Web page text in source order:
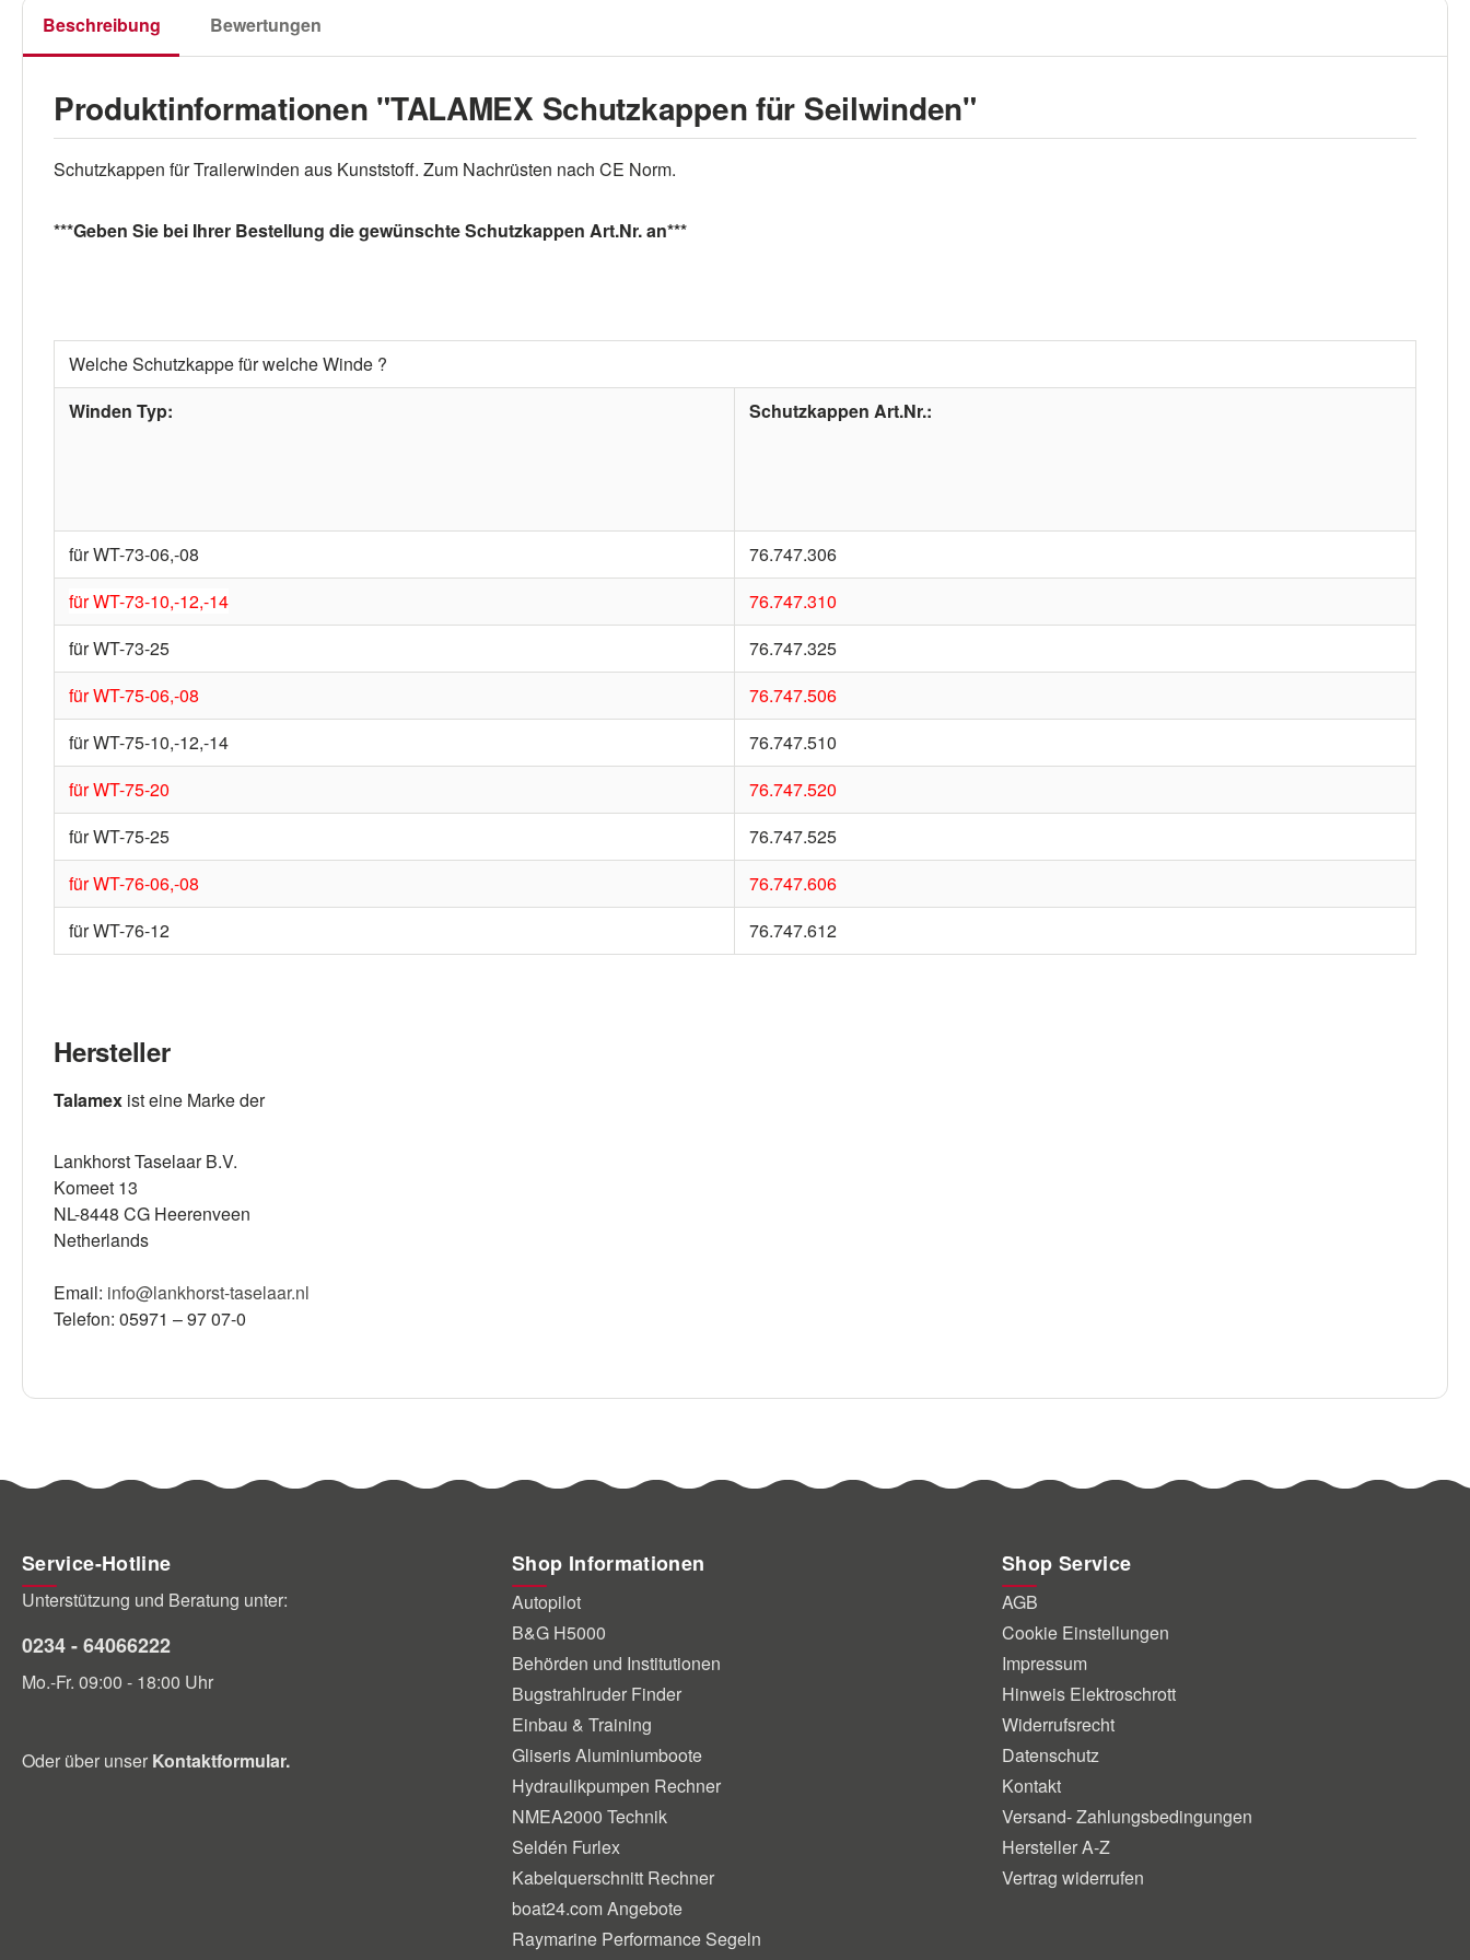
Beschreibung Bewertungen
Produktinformationen "TALAMEX Schutzkappen für Seilwinden"
Schutzkappen für Trailerwinden aus Kunststoff. Zum Nachrüsten nach CE Norm.
***Geben Sie bei Ihrer Bestellung die gewünschte Schutzkappen Art.Nr. an***
Welche Schutzkappe für welche Winde ?
Winden Typ:
Schutzkappen Art.Nr.:
für WT-73-06,-08
76.747.306
für WT-73-10,-12,-14
76.747.310
für WT-73-25
76.747.325
für WT-75-06,-08
76.747.506
für WT-75-10,-12,-14
76.747.510
für WT-75-20
76.747.520
für WT-75-25
76.747.525
für WT-76-06,-08
76.747.606
für WT-76-12
76.747.612
Hersteller
Talamex ist eine Marke der
Lankhorst Taselaar B.V.
Komeet 13
NL-8448 CG Heerenveen
Netherlands
Email: info@lankhorst-taselaar.nl
Telefon: 05971 – 97 07-0
Service-Hotline
Unterstützung und Beratung unter:
0234 - 64066222
Mo.-Fr. 09:00 - 18:00 Uhr
Oder über unser Kontaktformular.
Shop Informationen
Autopilot
B&G H5000
Behörden und Institutionen
Bugstrahlruder Finder
Einbau & Training
Gliseris Aluminiumboote
Hydraulikpumpen Rechner
NMEA2000 Technik
Seldén Furlex
Kabelquerschnitt Rechner
boat24.com Angebote
Raymarine Performance Segeln
Shop Service
AGB
Cookie Einstellungen
Impressum
Hinweis Elektroschrott
Widerrufsrecht
Datenschutz
Kontakt
Versand- Zahlungsbedingungen
Hersteller A-Z
Vertrag widerrufen